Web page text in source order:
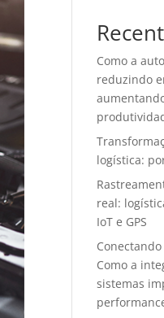
Como a
reduzindo
logística:
real:
IoT e GPS
Como a
sistemas